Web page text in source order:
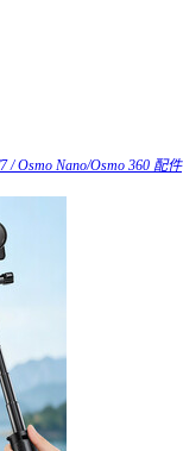
/ Osmo Nano/Osmo 360 配件